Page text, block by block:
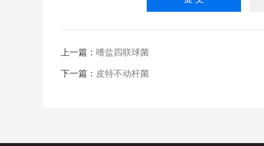
上一篇： 嗜盐四联球菌
下一篇： 皮特不动杆菌